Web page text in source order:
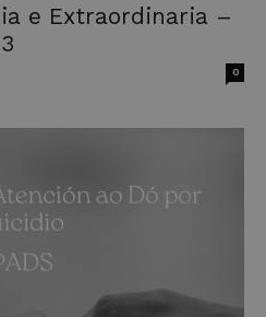
e Extraordinaria –
0